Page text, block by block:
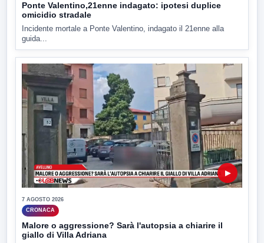
Ponte Valentino,21enne indagato: ipotesi duplice
omicidio stradale
Incidente mortale a Ponte Valentino, indagato il 21enne alla
guida...
▶
7 AGOSTO 2026
CRONACA
Malore o aggressione? Sarà l'autopsia a chiarire il
giallo di Villa Adriana